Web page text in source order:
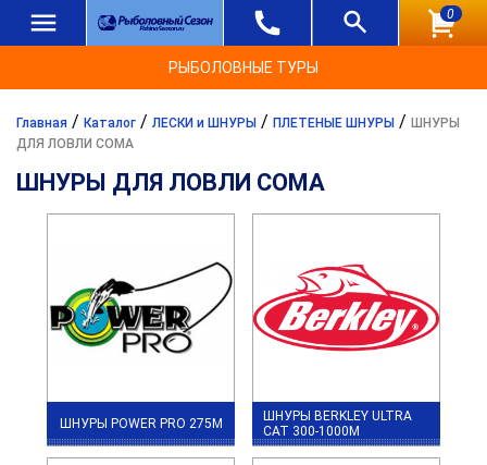
0
РЫБОЛОВНЫЕ ТУРЫ
Главная / Каталог / ЛЕСКИ и ШНУРЫ / ПЛЕТЕНЫЕ ШНУРЫ / ШНУРЫ
ДЛЯ ЛОВЛИ СОМА
ШНУРЫ ДЛЯ ЛОВЛИ СОМА
ШНУРЫ POWER PRO 275М
ШНУРЫ BERKLEY ULTRA
CAT 300-1000М